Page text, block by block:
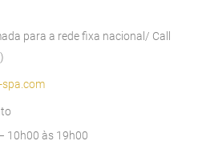
para a rede fixa nacional/ Call
10h00 às 19h00